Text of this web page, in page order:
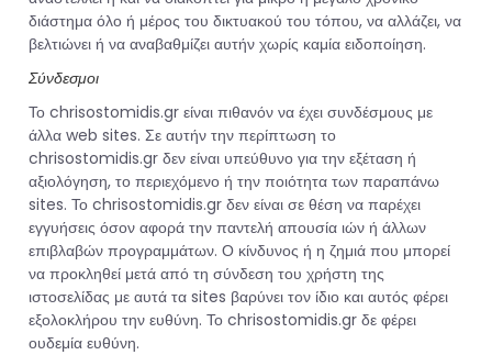
διάστημα όλο ή μέρος του δικτυακού του τόπου, να αλλάζει, να
βελτιώνει ή να αναβαθμίζει αυτήν χωρίς καμία ειδοποίηση.
Σύνδεσμοι
Το chrisostomidis.gr είναι πιθανόν να έχει συνδέσμους με
άλλα web sites. Σε αυτήν την περίπτωση το
chrisostomidis.gr δεν είναι υπεύθυνο για την εξέταση ή
αξιολόγηση, το περιεχόμενο ή την ποιότητα των παραπάνω
sites. Το chrisostomidis.gr δεν είναι σε θέση να παρέχει
εγγυήσεις όσον αφορά την παντελή απουσία ιών ή άλλων
επιβλαβών προγραμμάτων. Ο κίνδυνος ή η ζημιά που μπορεί
να προκληθεί μετά από τη σύνδεση του χρήστη της
ιστοσελίδας με αυτά τα sites βαρύνει τον ίδιο και αυτός φέρει
εξολοκλήρου την ευθύνη. Το chrisostomidis.gr δε φέρει
ουδεμία ευθύνη.